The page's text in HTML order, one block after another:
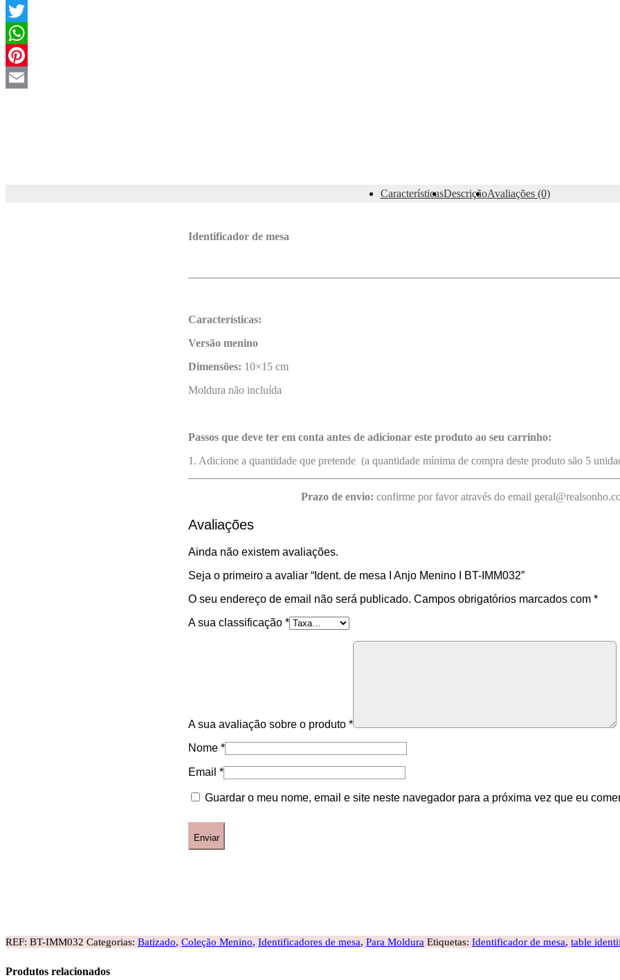
Facebook
Twitter
WhatsApp
Pinterest
CaracterísticasDescriçãoAvaliações (0)
Identificador de mesa
Características:
Versão menino
Dimensões: 10×15 cm
Moldura não incluída
Passos que deve ter em conta antes de adicionar este produto ao seu carrinho:
1. Adicione a quantidade que pretende (a quantidade mínima de compra deste produto são 5
Prazo de envio: confirme por favor através do email
Avaliações
Ainda não existem avaliações.
Seja o primeiro a avaliar “Ident. de mesa I Anjo Menino I BT-IMM032”
O seu endereço de email não será publicado. Campos obrigatórios marcados com *
A sua classificação *
A sua avaliação sobre o produto *
Nome *
Email *
Guardar o meu nome, email e site neste navegador para a próxima vez que eu
REF: BT-IMM032 Categorias: Batizado, Coleção Menino, Identificadores de mesa, Para Moldura Etiquetas: Identificador de mesa, table
Produtos relacionados